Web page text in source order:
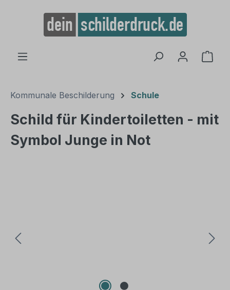
springen
Kommunale Beschilderung Schule
Schild für Kindertoiletten - mit
Symbol Junge in Not